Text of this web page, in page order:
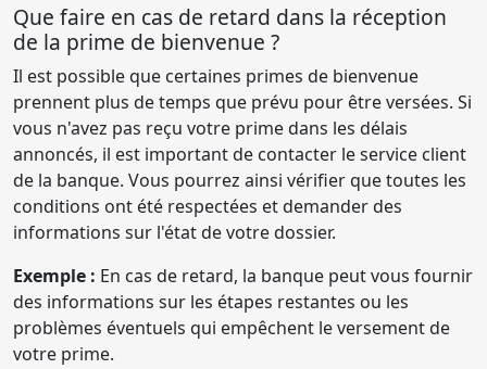
Que faire en cas de retard dans la réception
de la prime de bienvenue ?
Il est possible que certaines primes de bienvenue
prennent plus de temps que prévu pour être versées. Si
vous n'avez pas reçu votre prime dans les délais
annoncés, il est important de contacter le service client
de la banque. Vous pourrez ainsi vérifier que toutes les
conditions ont été respectées et demander des
informations sur l'état de votre dossier.
Exemple : En cas de retard, la banque peut vous fournir
des informations sur les étapes restantes ou les
problèmes éventuels qui empêchent le versement de
votre prime.